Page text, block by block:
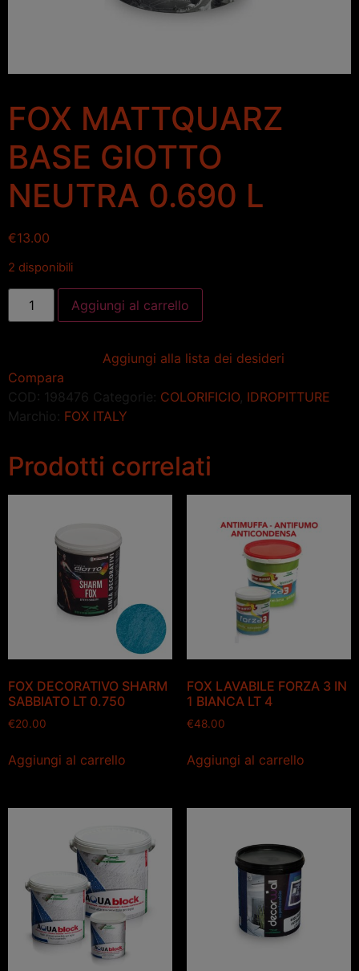
FOX MATTQUARZ
BASE GIOTTO
NEUTRA 0.690 L
€13.00
2 disponibili
Aggiungi al carrello
Aggiungi alla lista dei desideri
Compara
COD: 198476 Categorie: COLORIFICIO IDROPITTURE
Marchio: FOX ITALY
Prodotti correlati
FOX DECORATIVO SHARM
SABBIATO LT 0.750
€20.00
Aggiungi al carrello
FOX LAVABILE FORZA 3 IN
1 BIANCA LT 4
€48.00
Aggiungi al carrello